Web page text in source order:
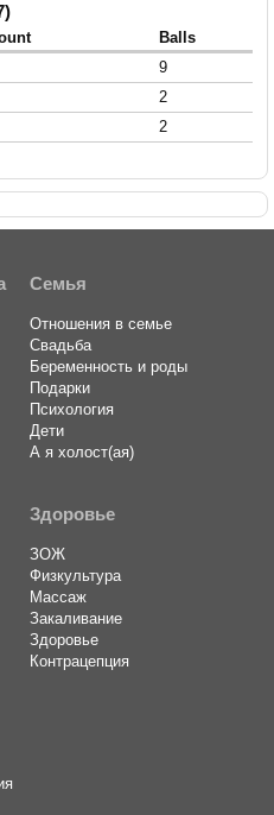
Balls
9
2
2
Семья
Отношения в семье
Свадьба
Беременность и роды
Подарки
Психология
Дети
А я холост(ая)
Здоровье
ЗОЖ
Физкультура
Массаж
Закаливание
Здоровье
Контрацепция